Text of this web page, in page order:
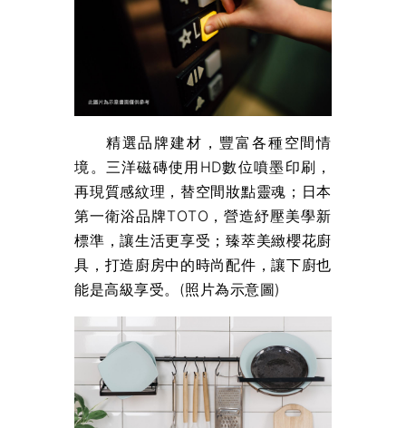
精選品牌建材，豐富各種空間情
境。三洋磁磚使用HD數位噴墨印刷，
再現質感紋理，替空間妝點靈魂；日本
第一衛浴品牌TOTO，營造紓壓美學新
標準，讓生活更享受；臻萃美緻櫻花廚
具，打造廚房中的時尚配件，讓下廚也
能是高級享受。(照片為示意圖)